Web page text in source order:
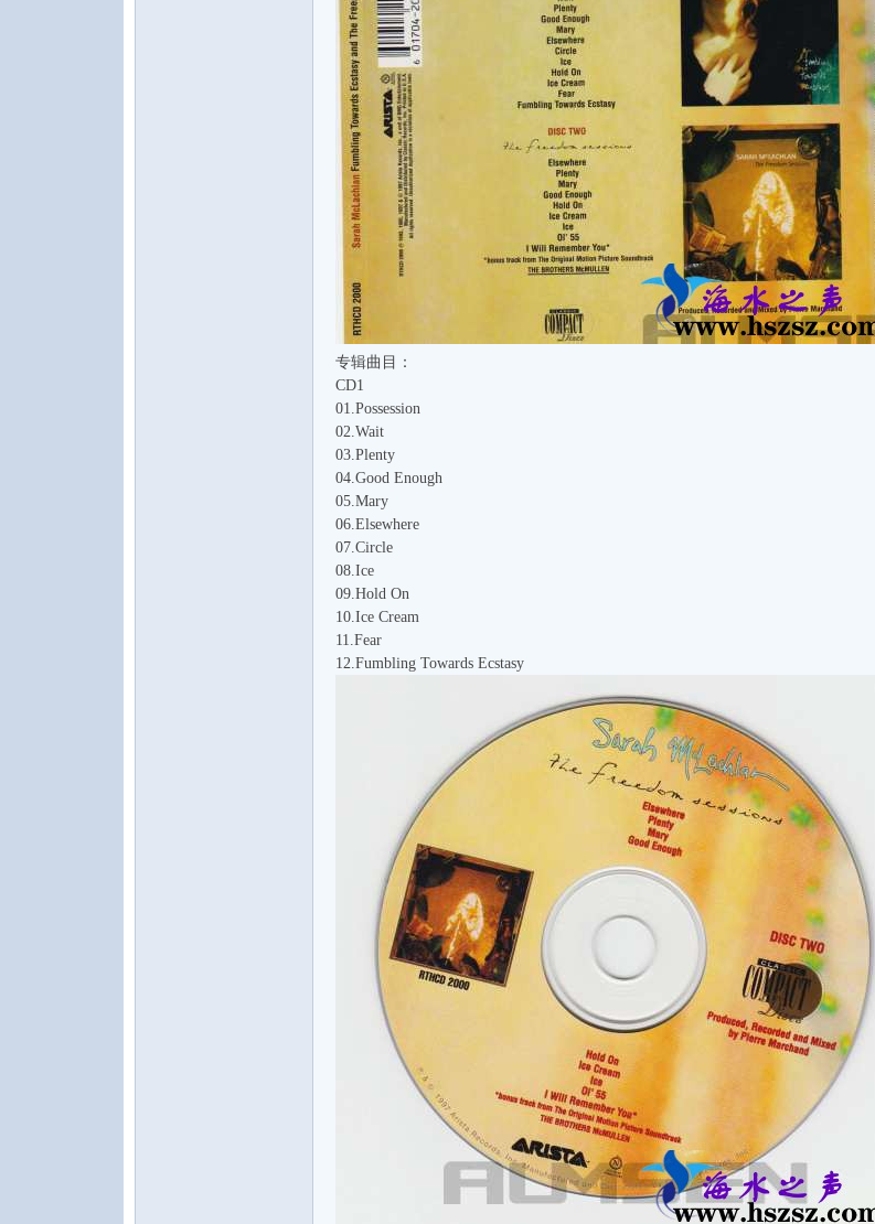
专辑曲目：
CD1
01.Possession
02.Wait
03.Plenty
04.Good Enough
05.Mary
06.Elsewhere
07.Circle
08.Ice
09.Hold On
10.Ice Cream
11.Fear
12.Fumbling Towards Ecstasy